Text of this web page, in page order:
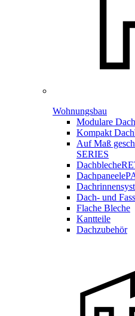
Wohnungsbau
Modulare
Kompakt
Auf Maß
SERIES
Dachbleche
Dachpaneele
Dach- und
Flache Bleche
Kantteile
Dachzubehör